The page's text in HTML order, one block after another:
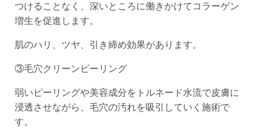
つけることなく、深いところに働きかけてコラーゲン
増生を促進します。
肌のハリ、ツヤ、引き締め効果があります。
③毛穴クリーンピーリング
弱いピーリングや美容成分をトルネード水流で皮膚に
浸透させながら、毛穴の汚れを吸引していく施術で
す。